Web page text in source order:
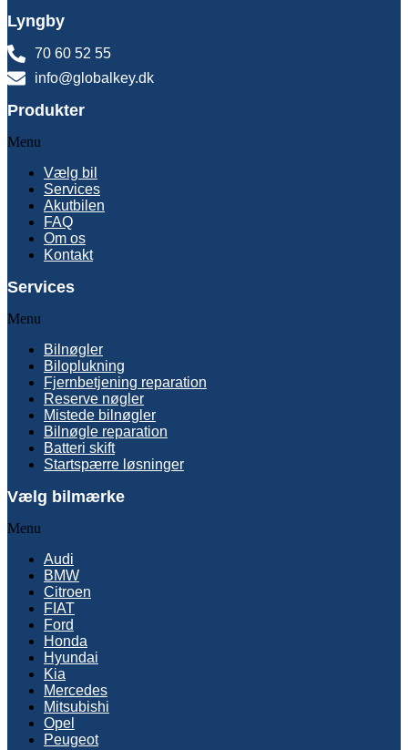
Lyngby
70 60 52 55
info@globalkey.dk
Produkter
Menu
Vælg bil
Services
Akutbilen
FAQ
Om os
Kontakt
Services
Menu
Bilnøgler
Biloplukning
Fjernbetjening reparation
Reserve nøgler
Mistede bilnøgler
Bilnøgle reparation
Batteri skift
Startspærre løsninger
Vælg bilmærke
Menu
Audi
BMW
Citroen
FIAT
Ford
Honda
Hyundai
Kia
Mercedes
Mitsubishi
Opel
Peugeot